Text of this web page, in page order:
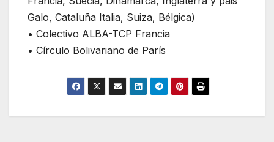
Galo, Cataluña Italia, Suiza, Bélgica)
• Colectivo ALBA-TCP Francia
• Círculo Bolivariano de París